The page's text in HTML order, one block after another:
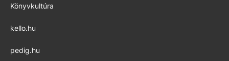
Könyvkultúra
kello.hu
pedig.hu